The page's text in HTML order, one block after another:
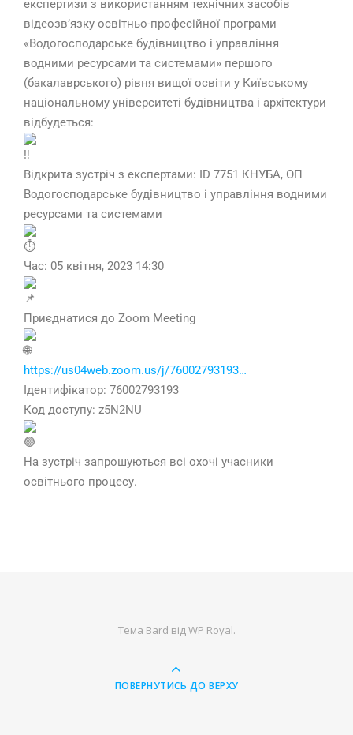
експертизи з використанням технічних засобів
відеозв’язку освітньо-професійної програми
«Водогосподарське будівництво і управління
водними ресурсами та системами» першого
(бакалаврського) рівня вищої освіти у Київському
національному університеті будівництва і архітектури
відбудеться:
Відкрита зустріч з експертами: ID 7751 КНУБА, ОП
Водогосподарське будівництво і управління водними
ресурсами та системами
Час: 05 квітня, 2023 14:30
Приєднатися до Zoom Meeting
https://us04web.zoom.us/j/76002793193…
Ідентифікатор: 76002793193
Код доступу: z5N2NU
На зустріч запрошуються всі охочі учасники
освітнього процесу.
Тема Bard відWP Royal.
ПОВЕРНУТИСЬ ДО ВЕРХУ